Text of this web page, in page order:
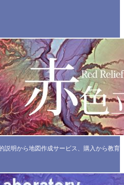
説明から地図作成サービス、購入から教育